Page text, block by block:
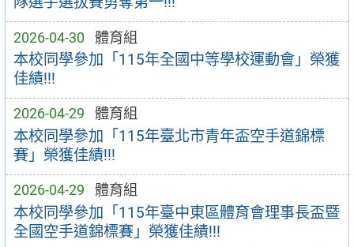
2026-04-30 體育組
本校同學參加「115年全國中等學校運動會」榮獲
佳績!!!
2026-04-29 體育組
本校同學參加「115年臺北市青年盃空⼿道錦標
賽」榮獲佳績!!!
2026-04-29 體育組
本校同學參加「115年臺中東區體育會理事⾧盃暨
全國空⼿道錦標賽」榮獲佳績!!!